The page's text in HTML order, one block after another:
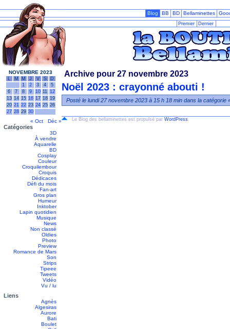
Blog BB BD Bellaminettes
Premier Dernier
NOVEMBRE 2023
L M M J V S
D
1
2 3 4
5
6
7 8 9 10 11 12
13 14 15 16 17 18 19
20 21 22 23 24 25 26
27 28 29 30
« Oct Déc »
Catégories
3D
À vendre
Aquarelle
BD
Cosplay
Couleur
Croquilembour
Croquis
Dédicaces
Défi du mois
Fan-art
Gros plan
Humeur
Inktober
Lapin quotidien
Musique
News
Non classé
Oldies
Photo
Preview
Romance de Mars
Son
Strips
Tipeee
Tweets
Vidéo
Vu / lu
Liens
Agnès
Algesiras
Aurore
Bati
Boulet
Archive pour 27 novembre 2023
Noël 2023 : crayonné abouti !
Posté le lundi 27 novembre 2023 à 15 h 18 min dans la catégorie
Le Blog des bellaminettes est propulsé par WordPress.